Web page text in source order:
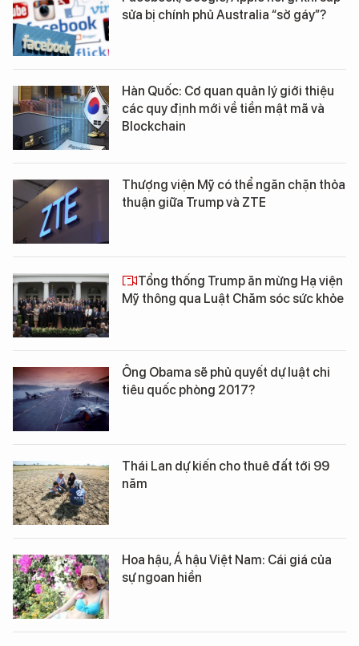
sửa bị chính phủ Australia “sờ gáy”?
Hàn Quốc: Cơ quan quản lý giới thiệu
các quy định mới về tiền mật mã và
Blockchain
Thượng viện Mỹ có thể ngăn chặn thỏa
thuận giữa Trump và ZTE
Tổng thống Trump ăn mừng Hạ viện
Mỹ thông qua Luật Chăm sóc sức khỏe
Ông Obama sẽ phủ quyết dự luật chi
tiêu quốc phòng 2017?
Thái Lan dự kiến cho thuê đất tới 99
năm
Hoa hậu, Á hậu Việt Nam: Cái giá của
sự ngoan hiền